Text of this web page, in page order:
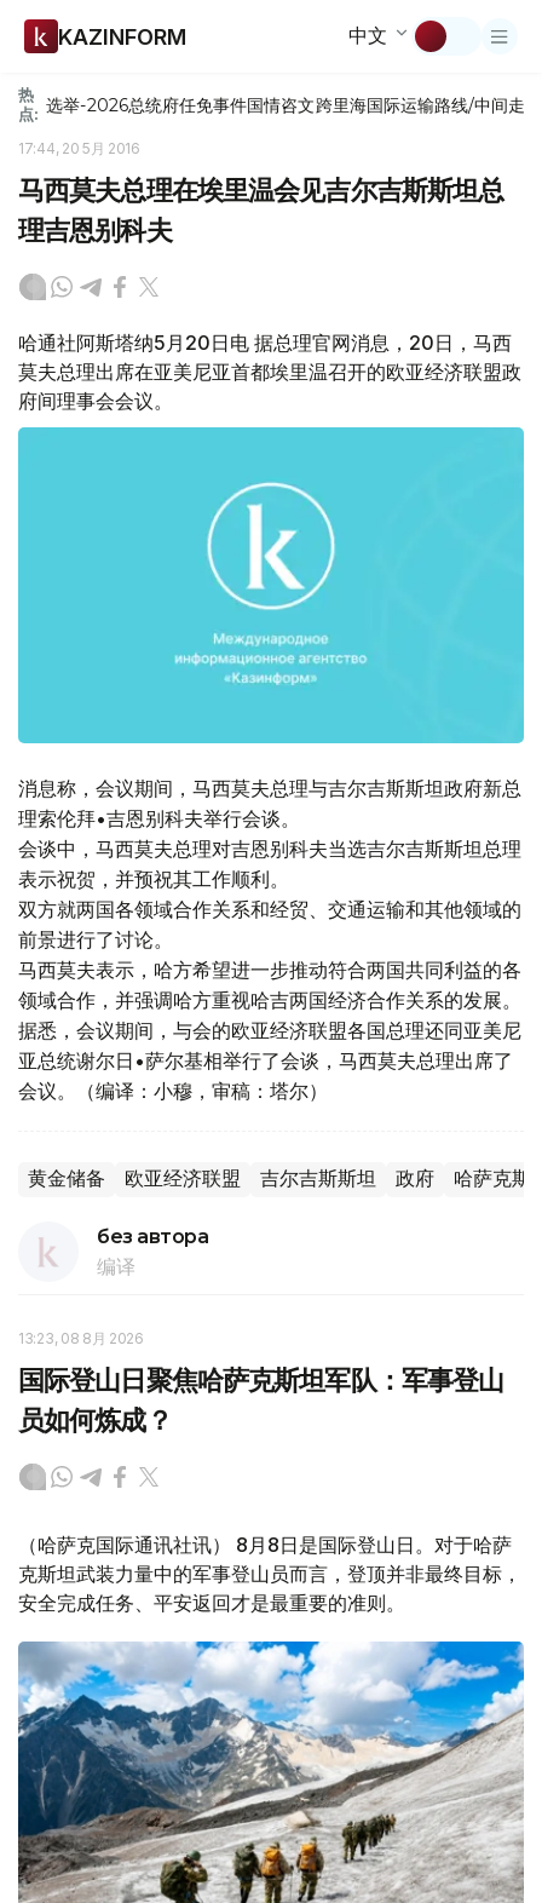
KAZINFORM 中文
热
点: 选举-2026总统府任免事件国情咨文跨里海国际运输路线/中间走廊
17:44, 20 5月 2016
马西莫夫总理在埃里温会见吉尔吉斯斯坦总
理吉恩别科夫
哈通社阿斯塔纳5月20日电 据总理官网消息，20日，马西
莫夫总理出席在亚美尼亚首都埃里温召开的欧亚经济联盟政
府间理事会会议。
消息称，会议期间，马西莫夫总理与吉尔吉斯斯坦政府新总
理索伦拜•吉恩别科夫举行会谈。
会谈中，马西莫夫总理对吉恩别科夫当选吉尔吉斯斯坦总理
表示祝贺，并预祝其工作顺利。
双方就两国各领域合作关系和经贸、交通运输和其他领域的
前景进行了讨论。
马西莫夫表示，哈方希望进一步推动符合两国共同利益的各
领域合作，并强调哈方重视哈吉两国经济合作关系的发展。
据悉，会议期间，与会的欧亚经济联盟各国总理还同亚美尼
亚总统谢尔日•萨尔基相举行了会谈，马西莫夫总理出席了
会议。（编译：小穆，审稿：塔尔）
黄金储备 欧亚经济联盟 吉尔吉斯斯坦 政府 哈萨克斯
без автора
编译
13:23, 08 8月 2026
国际登山日聚焦哈萨克斯坦军队：军事登山
员如何炼成？
（哈萨克国际通讯社讯） 8月8日是国际登山日。对于哈萨
克斯坦武装力量中的军事登山员而言，登顶并非最终目标，
安全完成任务、平安返回才是最重要的准则。